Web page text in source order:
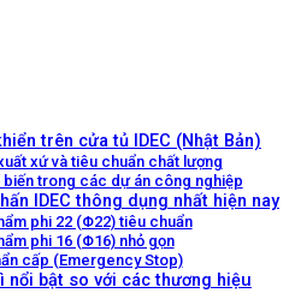
trên cửa tủ IDEC (Nhật Bản)
xứ và tiêu chuẩn chất lượng
biến trong các dự án công nghiệp
IDEC thông dụng nhất hiện nay
phi 22 (Φ22) tiêu chuẩn
phi 16 (Φ16) nhỏ gọn
cấp (Emergency Stop)
nổi bật so với các thương hiệu